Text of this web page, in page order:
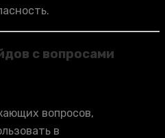
с вопросами
вопросов,
в